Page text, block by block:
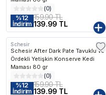
(0)
%12
İndirim
159.90 TL
139.99 TL
Schesir
Schesir After Dark Pate Tavuklu ve
Ördekli Yetişkin Konserve Kedi
Maması 80 gr
(0)
%12
İndirim
159.90 TL
139.99 TL